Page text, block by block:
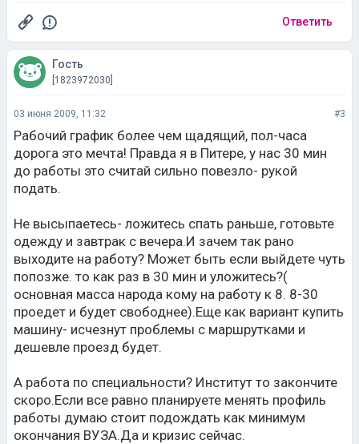
Ответить
Гость
[1823972030]
03 июня 2009, 11:32 #3
Рабочий график более чем щадящий, пол-часа
дорога это мечта! Правда я в Питере, у нас 30 мин
до работы это считай сильно повезло- рукой
подать.
Не высыпаетесь- ложитесь спать раньше, готовьте
одежду и завтрак с вечера.И зачем так рано
выходите на работу? Может быть если выйдете чуть
попозже. то как раз в 30 мин и уложитесь?(
основная масса народа кому на работу к 8. 8-30
проедет и будет свободнее).Еще как вариант купить
машину- исчезнут проблемы с маршрутками и
дешевле проезд будет.
А работа по специальности? Институт то закончите
скоро.Если все равно планируете менять профиль
работы думаю стоит подождать как минимум
окончания ВУЗА.Да и кризис сейчас.